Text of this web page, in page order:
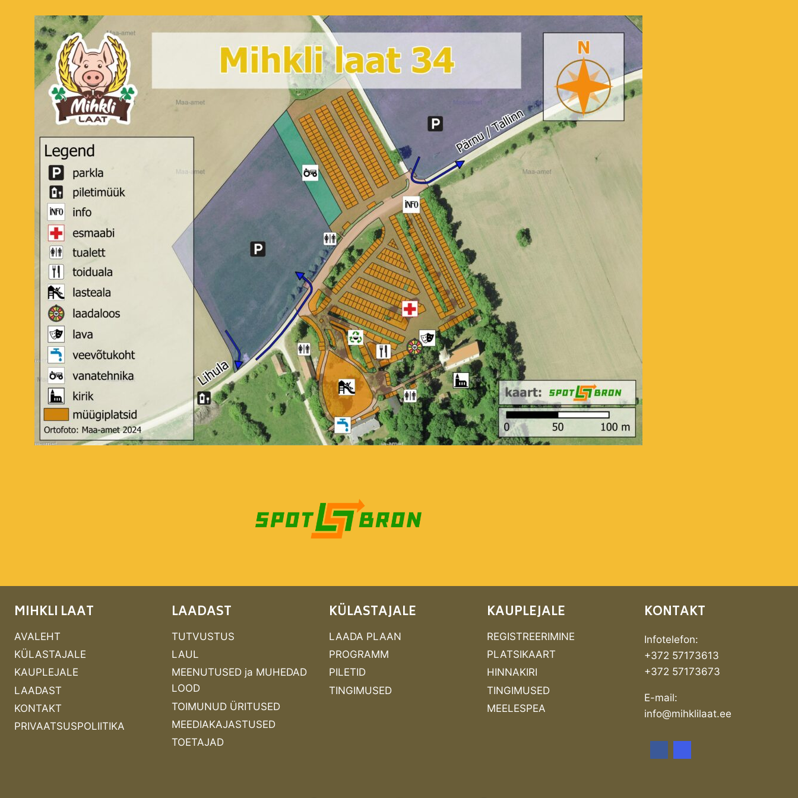
MIHKLI LAAT
AVALEHT
KÜLASTAJALE
KAUPLEJALE
LAADAST
KONTAKT
PRIVAATSUSPOLIITIKA
LAADAST
TUTVUSTUS
LAUL
MEENUTUSED ja MUHEDAD
LOOD
TOIMUNUD ÜRITUSED
MEEDIAKAJASTUSED
TOETAJAD
KÜLASTAJALE
LAADA PLAAN
PROGRAMM
PILETID
TINGIMUSED
KAUPLEJALE
REGISTREERIMINE
PLATSIKAART
HINNAKIRI
TINGIMUSED
MEELESPEA
KONTAKT
Infotelefon:
+372 57173613
+372 57173673
E-mail:
info@mihklilaat.ee